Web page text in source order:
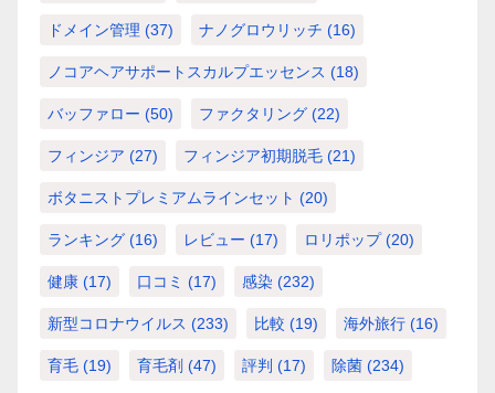
ドメイン管理 (37) ナノグロウリッチ (16)
ノコアヘアサポートスカルプエッセンス (18)
バッファロー (50) ファクタリング (22)
フィンジア (27) フィンジア初期脱毛 (21)
ボタニストプレミアムラインセット (20)
ランキング (16) レビュー (17) ロリポップ(20)
健康 (17) 口コミ (17) 感染 (232)
新型コロナウイルス (233) 比較 (19) 海外旅行 (16)
育毛 (19) 育毛剤 (47) 評判 (17) 除菌 (234)